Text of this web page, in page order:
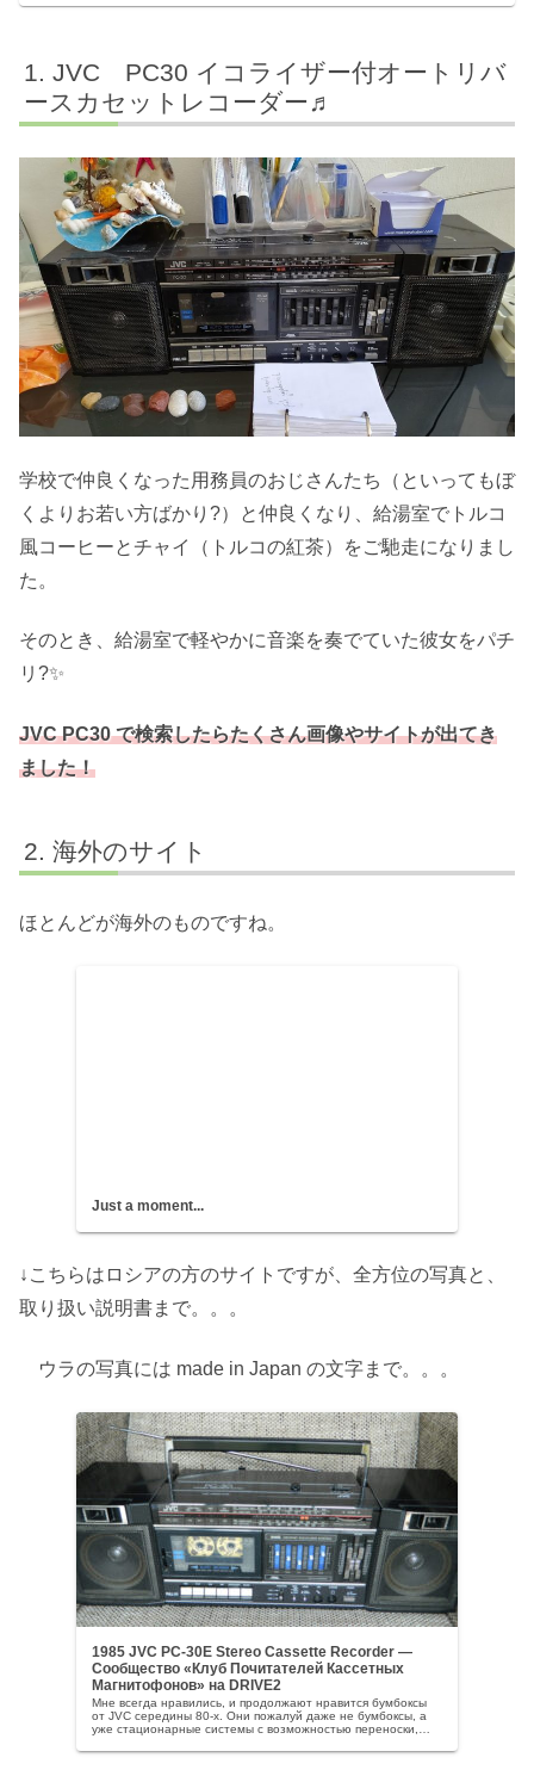
JVC PC30 イコライザー付オートリバ
ースカセットレコーダー♬
学校で仲良くなった用務員のおじさんたち（といってもぼ
くよりお若い方ばかり?）と仲良くなり、給湯室でトルコ
風コーヒーとチャイ（トルコの紅茶）をご馳走になりまし
た。
そのとき、給湯室で軽やかに音楽を奏でていた彼女をパチ
リ?✨
JVC PC30 で検索したらたくさん画像やサイトが出てき
ました！
海外のサイト
ほとんどが海外のものですね。
Just a moment...
↓こちらはロシアの方のサイトですが、全方位の写真と、
取り扱い説明書まで。。。
ウラの写真には made in Japan の文字まで。。。
1985 JVC PC-30E Stereo Cassette Recorder —
Сообщество «Клуб Почитателей Кассетных
Магнитофонов» на DRIVE2
Мне всегда нравились, и продолжают нравится бумбоксы
от JVC середины 80-х. Они пожалуй даже не бумбоксы, а
уже стационарные системы с возможностью переноски,